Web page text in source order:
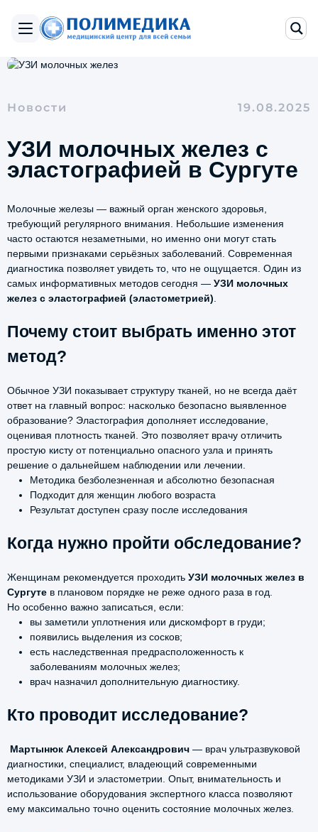
Новости 19.08.2025
УЗИ молочных желез с
эластографией в Сургуте
Молочные железы — важный орган женского здоровья,
требующий регулярного внимания. Небольшие изменения
часто остаются незаметными, но именно они могут стать
первыми признаками серьёзных заболеваний. Современная
диагностика позволяет увидеть то, что не ощущается. Один из
самых информативных методов сегодня — УЗИ молочных
желез с эластографией (эластометрией)
Почему стоит выбрать именно этот
метод?
Обычное УЗИ показывает структуру тканей, но не всегда даёт
ответ на главный вопрос: насколько безопасно выявленное
образование? Эластография дополняет исследование,
оценивая плотность тканей. Это позволяет врачу отличить
простую кисту от потенциально опасного узла и принять
решение о дальнейшем наблюдении или лечении.
Методика безболезненная и абсолютно безопасная
Подходит для женщин любого возраста
Результат доступен сразу после исследования
Когда нужно пройти обследование?
Женщинам рекомендуется проходить УЗИ молочных желез в
Сургуте в плановом порядке не реже одного раза в год.
Но особенно важно записаться, если:
вы заметили уплотнения или дискомфорт в груди;
появились выделения из сосков;
есть наследственная предрасположенность к
заболеваниям молочных желез;
врач назначил дополнительную диагностику.
Кто проводит исследование?
Мартынюк Алексей Александрович — врач ультразвуковой
диагностики, специалист, владеющий современными
методиками УЗИ и эластометрии. Опыт, внимательность и
использование оборудования экспертного класса позволяют
ему максимально точно оценить состояние молочных желез.